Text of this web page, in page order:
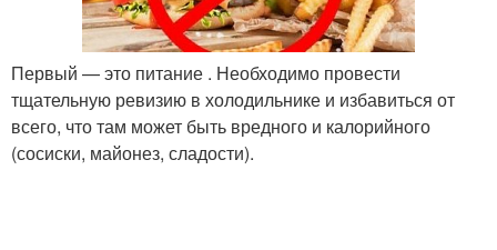
Первый — это питание . Необходимо провести
тщательную ревизию в холодильнике и избавиться от
всего, что там может быть вредного и калорийного
(сосиски, майонез, сладости).